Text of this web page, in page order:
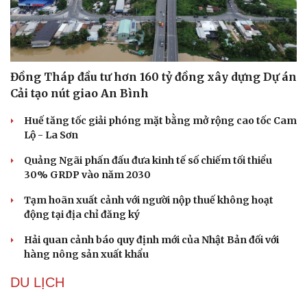
Nhi khoa
Nam khoa
Làm đẹp - giảm cân
Phòng mạch online
Ăn sạch sống khỏe
Đồng Tháp đầu tư hơn 160 tỷ đồng xây dựng Dự án
Cải tạo nút giao An Bình
Huế tăng tốc giải phóng mặt bằng mở rộng cao tốc Cam
Lộ - La Sơn
Quảng Ngãi phấn đấu đưa kinh tế số chiếm tối thiểu
30% GRDP vào năm 2030
Tạm hoãn xuất cảnh với người nộp thuế không hoạt
động tại địa chỉ đăng ký
Hải quan cảnh báo quy định mới của Nhật Bản đối với
hàng nông sản xuất khẩu
DU LỊCH